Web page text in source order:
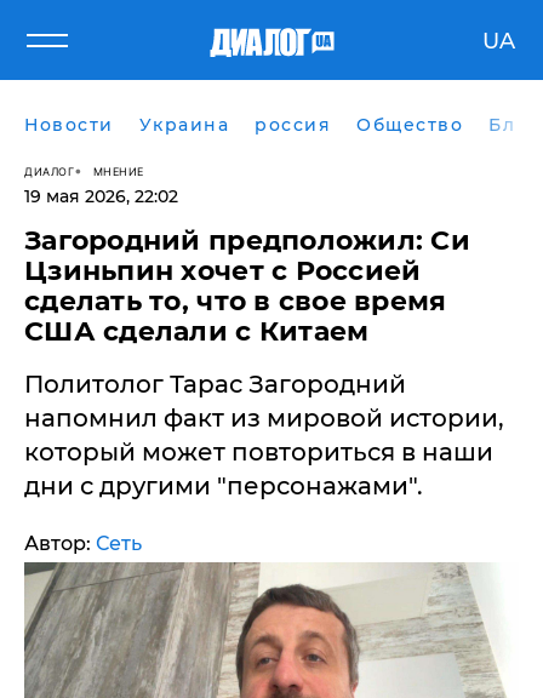
UA
Новости Украина россия Общество
ДИАЛОГ МНЕНИЕ
19 мая 2026, 22:02
Загородний предположил: Си
Цзиньпин хочет с Россией
сделать то, что в свое время
США сделали с Китаем
Политолог Тарас Загородний
напомнил факт из мировой истории,
который может повториться в наши
дни с другими "персонажами".
Автор: Сеть